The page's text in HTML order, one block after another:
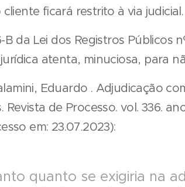
ficará restrito à via judicial.
da Lei dos Registros Públicos
atenta, minuciosa, para
Eduardo . Adjudicação
de Processo. vol. 336.
em: 23.07.2023):
quanto se exigiria na